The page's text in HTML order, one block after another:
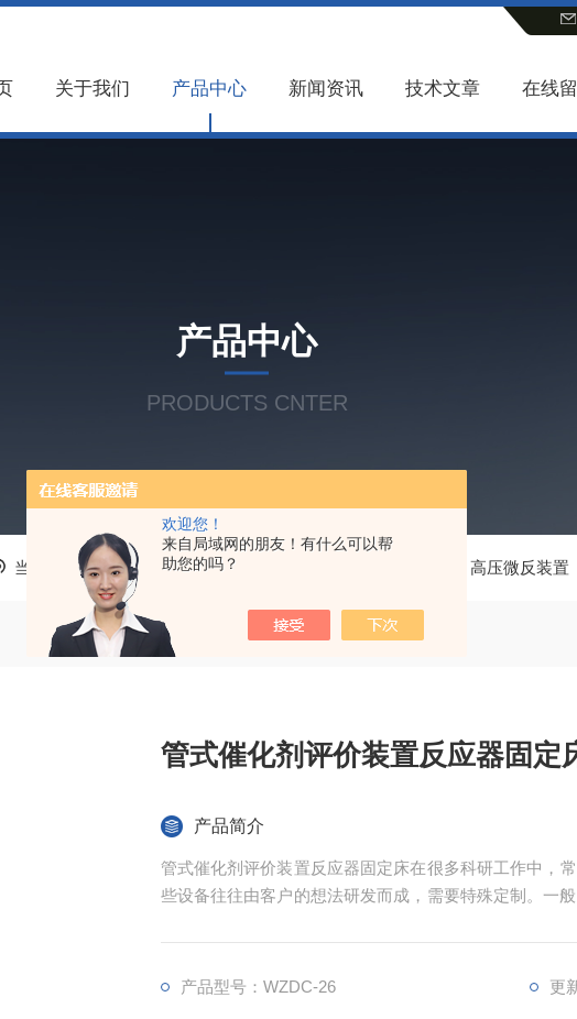
欢迎您！
来自局域网的朋友！有什么可以帮
助您的吗？
关于我们 产品中心 新闻资讯 技术文章 在线
产品中心
PRODUCTS CNTER
当前位置：首页 产品中心 高压微反装置
管式催化剂评价装置反应器固定
产品简介
管式催化剂评价装置反应器固定床​在很多科研工作中，
些设备往往由客户的想法研发而成，需要特殊定制。一
产品型号：WZDC-26 更